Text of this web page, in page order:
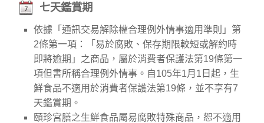
七天鑑賞期
依據「通訊交易解除權合理例外情事適用準則」第
2條第一項：「易於腐敗、保存期限較短或解約時
即將逾期」之商品，屬於消費者保護法第19條第一
項但書所稱合理例外情事。自105年1月1日起，生
鮮食品不適用於消費者保護法第19條，並不享有7
天鑑賞期。
頤珍宮膳之生鮮食品屬易腐敗特殊商品，恕不適用